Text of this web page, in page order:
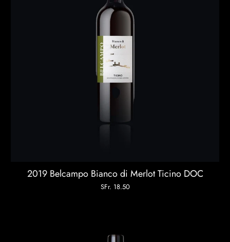
2019 Belcampo Bianco di Merlot Ticino DOC
SFr. 18.50